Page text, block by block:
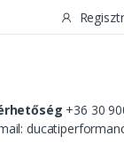
+36 30